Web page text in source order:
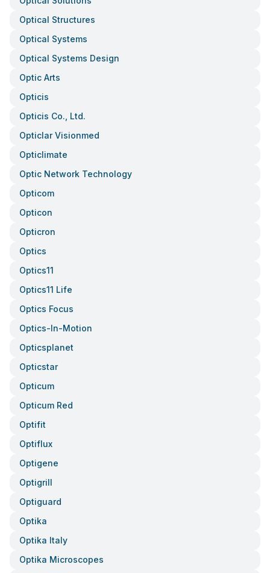
Optical Structures
Optical Systems
Optical Systems Design
Optic Arts
Opticis
Opticis Co., Ltd.
Opticlar Visionmed
Opticlimate
Optic Network Technology
Opticom
Opticon
Opticron
Optics
Optics11
Optics11 Life
Optics Focus
Optics-In-Motion
Opticsplanet
Opticstar
Opticum
Opticum Red
Optifit
Optiflux
Optigene
Optigrill
Optiguard
Optika
Optika Italy
Optika Microscopes